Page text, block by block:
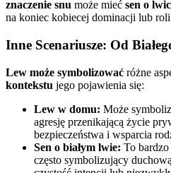
znaczenie snu może mieć sen o
na koniec kobiecej dominacji lub
Inne Scenariusze: Od
Lew może symbolizować różne
kontekstu jego pojawienia się:
Lew w domu: Może
agresję przenikającą życie
bezpieczeństwa i wsparcia
Sen o białym lwie: To
często symbolizujący